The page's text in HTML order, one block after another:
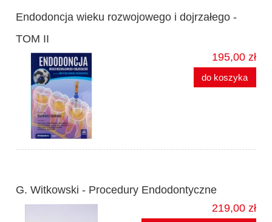
Endodoncja wieku rozwojowego i dojrzałego -
TOM II
195,00 zł
do koszyka
G. Witkowski - Procedury Endodontyczne
219,00 zł